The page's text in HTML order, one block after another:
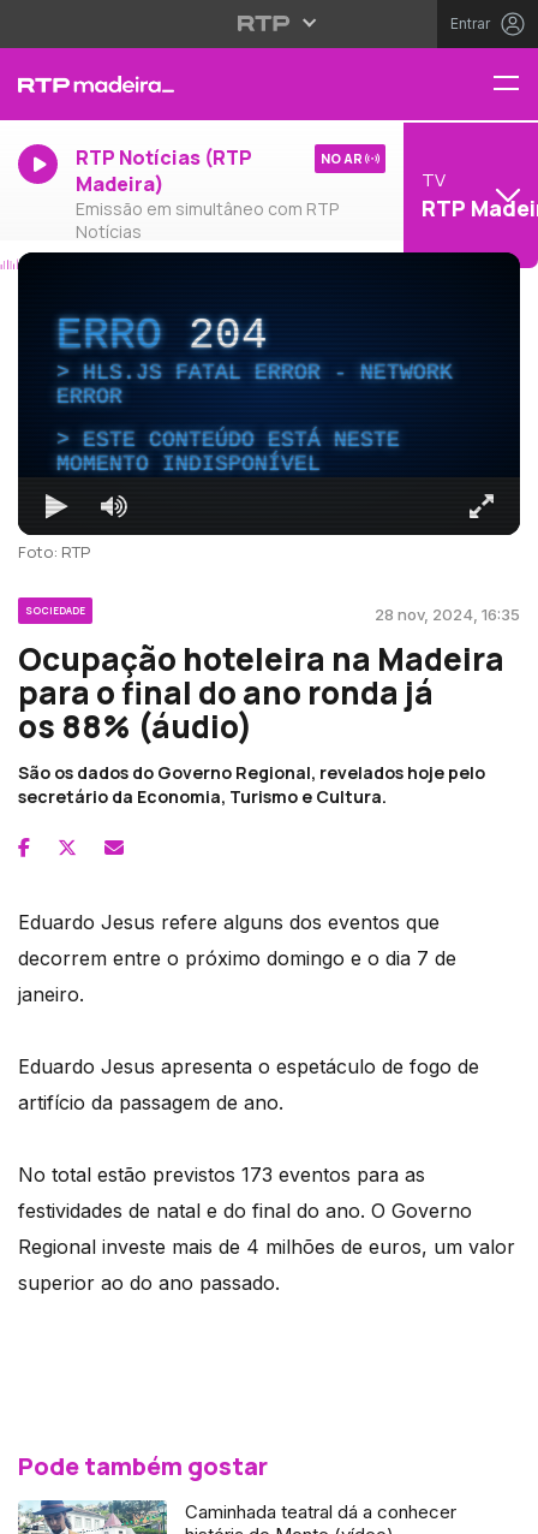
Entrar
RTP Notícias (RTP
Madeira)
Emissão em simultâneo com RTP
Notícias
NO AR
TV
RTP
ERRO204
HLS.JS FATAL ERROR - NETWORK
ERROR
ESTE CONTEÚDO ESTÁ NESTE
MOMENTO INDISPONÍVEL
Foto: RTP
SOCIEDADE 28 nov, 2024, 16:35
Ocupação hoteleira na Madeira
para o final do ano ronda já
os 88% (áudio)
São os dados do Governo Regional, revelados hoje pelo
secretário da Economia, Turismo e Cultura.
Eduardo Jesus refere alguns dos eventos que
decorrem entre o próximo domingo e o dia 7 de
janeiro.
Eduardo Jesus apresenta o espetáculo de fogo de
artifício da passagem de ano.
No total estão previstos 173 eventos para as
festividades de natal e do final do ano. O Governo
Regional investe mais de 4 milhões de euros, um valor
superior ao do ano passado.
Pode também gostar
Caminhada teatral dá a conhecer